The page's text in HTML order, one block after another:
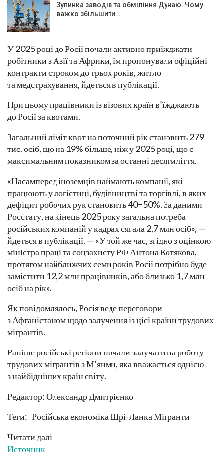
Зупинка заводів та обміління Дунаю. Чому
важко збільшити…
У 2025 році до Росії почали активно приїжджати
робітники з Азії та Африки, їм пропонували офіційні
контракти строком до трьох років, житло
та медстрахування, йдеться в публікації.
При цьому працівники із візових країн в’їжджають
до Росії за квотами.
Загальний ліміт квот на поточний рік становить 279
тис. осіб, що на 19% більше, ніж у 2025 році, що є
максимальним показником за останні десятиліття.
«Насамперед іноземців наймають компанії, які
працюють у логістиці, будівництві та торгівлі, в яких
дефіцит робочих рук становить 40−50%. За даними
Росстату, на кінець 2025 року загальна потреба
російських компаній у кадрах сягала 2,7 млн ​​осіб», —
йдеться в публікації. — «У той же час, згідно з оцінкою
міністра праці та соцзахисту РФ Антона Котякова,
протягом найближчих семи років Росії потрібно буде
замістити 12,2 млн працівників, або близько 1,7 млн ​​
осіб на рік».
Як повідомлялось, Росія веде переговори
з Афганістаном щодо залучення із цієї країни трудових
мігрантів.
Раніше російські регіони почали залучати на роботу
трудових мігрантів з М’янми, яка вважається однією
з найбідніших країн світу.
Редактор: Олександр Дмитрієнко
Теги: Російська економіка Шрі-Ланка Мігранти
Читати далі
Источник